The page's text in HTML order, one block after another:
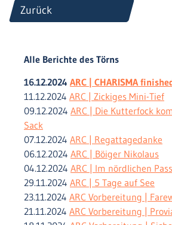
Zurück
Alle Berichte des Törns
16.12.2024 ARC | CHARISMA
11.12.2024 ARC | Zickiges Mini-Tief
09.12.2024 ARC | Die Kutterfock
Sack
07.12.2024 ARC | Regattagedanke
06.12.2024 ARC | Böiger Nikolaus
04.12.2024 ARC | Im nördlichen
29.11.2024 ARC | 5 Tage auf See
23.11.2024 ARC Vorbereitung |
21.11.2024 ARC Vorbereitung |